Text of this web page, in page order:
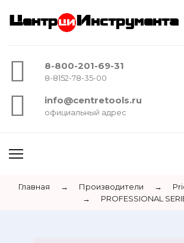
Центр Инструмента
8-800-201-69-31
8-8152-78-35-00
info@centretools.ru
официальный адрес
Главная → Производители →
→
PROFESSIONAL